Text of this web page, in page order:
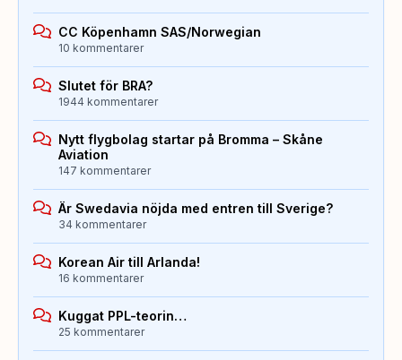
CC Köpenhamn SAS/Norwegian
10 kommentarer
Slutet för BRA?
1944 kommentarer
Nytt flygbolag startar på Bromma – Skåne
Aviation
147 kommentarer
Är Swedavia nöjda med entren till Sverige?
34 kommentarer
Korean Air till Arlanda!
16 kommentarer
Kuggat PPL-teorin…
25 kommentarer